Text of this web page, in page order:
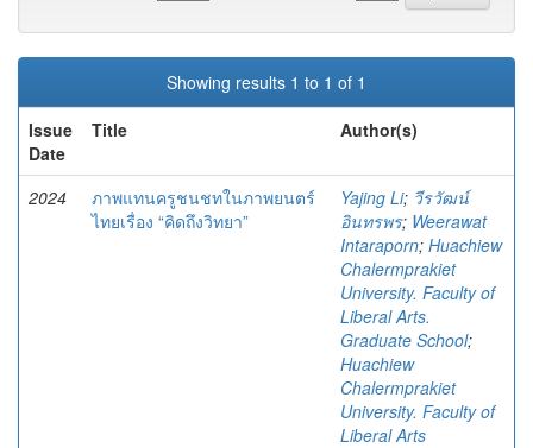
Showing results 1 to 1 of 1
Issue
Date
Title Author(s)
2024
ภาพแทนครูชนชทในภาพยนตร์
ไทยเรื่อง “คิดถึงวิทยา”
Yajing Li; วีรวัฒน์
อินทรพร; Weerawat
Intaraporn; Huachiew
Chalermprakiet
University. Faculty of
Liberal Arts.
Graduate School;
Huachiew
Chalermprakiet
University. Faculty of
Liberal Arts